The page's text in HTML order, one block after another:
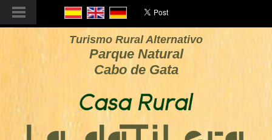
Turismo Rural Alternativo
Parque Natural
Cabo de Gata